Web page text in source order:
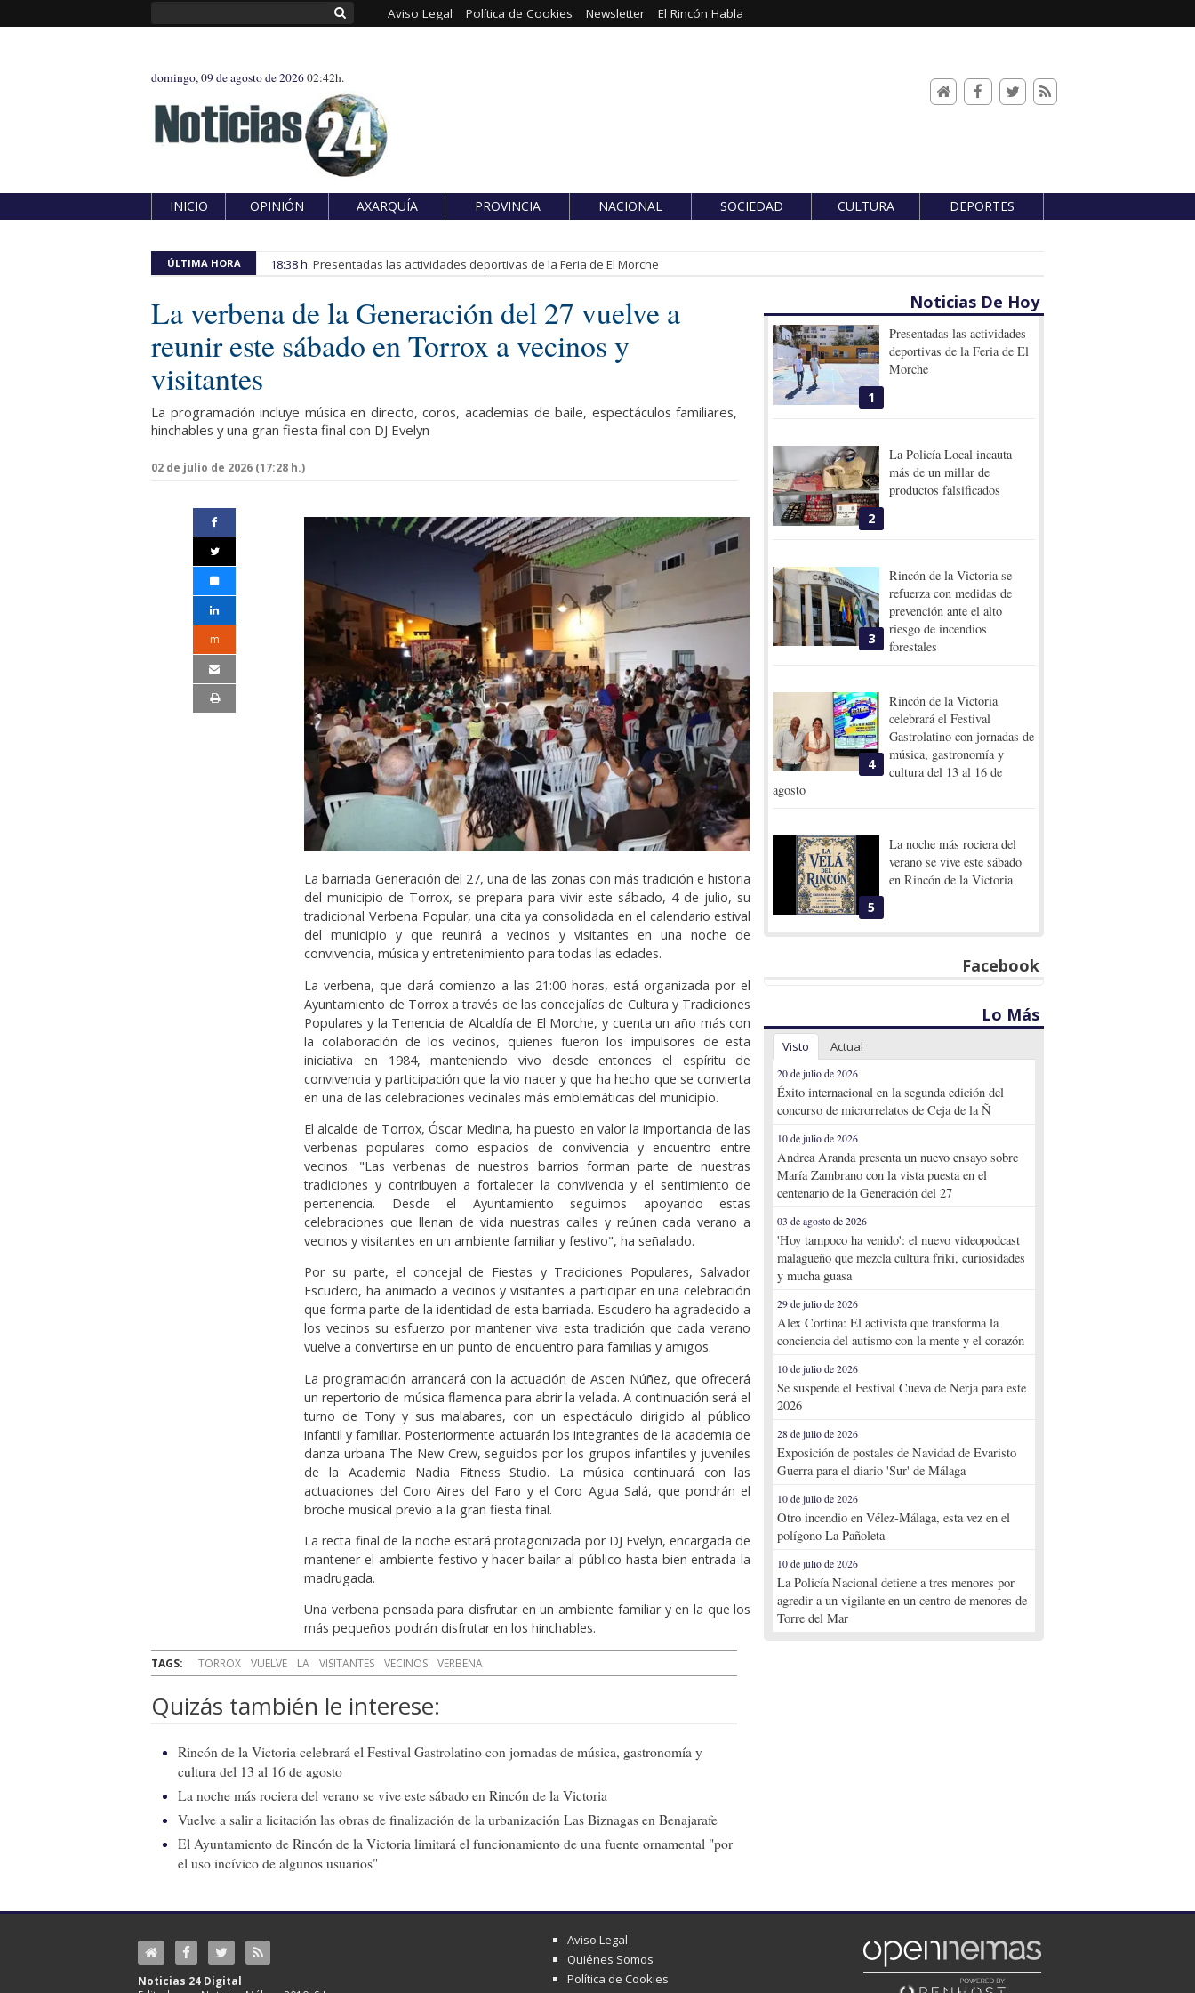
Aviso Legal Política de Cookies Newsletter El Rincón Habla
domingo, 09 de agosto de 202602:42h.
INICIO OPINIÓN AXARQUÍA PROVINCIA NACIONAL SOCIEDAD CULTURA DEPORTES
ÚLTIMA HORA 18:38 h. Presentadas las actividades deportivas de la Feria de El Morche
La verbena de la Generación del 27 vuelve a
reunir este sábado en Torrox a vecinos y
visitantes
La programación incluye música en directo, coros, academias de baile, espectáculos familiares,
hinchables y una gran fiesta final con DJ Evelyn
02 de julio de 2026 (17:28 h.)
m
La barriada Generación del 27, una de las zonas con más tradición e historia
del municipio de Torrox, se prepara para vivir este sábado, 4 de julio, su
tradicional Verbena Popular, una cita ya consolidada en el calendario estival
del municipio y que reunirá a vecinos y visitantes en una noche de
convivencia, música y entretenimiento para todas las edades.
La verbena, que dará comienzo a las 21:00 horas, está organizada por el
Ayuntamiento de Torrox a través de las concejalías de Cultura y Tradiciones
Populares y la Tenencia de Alcaldía de El Morche, y cuenta un año más con
la colaboración de los vecinos, quienes fueron los impulsores de esta
iniciativa en 1984, manteniendo vivo desde entonces el espíritu de
convivencia y participación que la vio nacer y que ha hecho que se convierta
en una de las celebraciones vecinales más emblemáticas del municipio.
El alcalde de Torrox, Óscar Medina, ha puesto en valor la importancia de las
verbenas populares como espacios de convivencia y encuentro entre
vecinos. "Las verbenas de nuestros barrios forman parte de nuestras
tradiciones y contribuyen a fortalecer la convivencia y el sentimiento de
pertenencia. Desde el Ayuntamiento seguimos apoyando estas
celebraciones que llenan de vida nuestras calles y reúnen cada verano a
vecinos y visitantes en un ambiente familiar y festivo", ha señalado.
Por su parte, el concejal de Fiestas y Tradiciones Populares, Salvador
Escudero, ha animado a vecinos y visitantes a participar en una celebración
que forma parte de la identidad de esta barriada. Escudero ha agradecido a
los vecinos su esfuerzo por mantener viva esta tradición que cada verano
vuelve a convertirse en un punto de encuentro para familias y amigos.
La programación arrancará con la actuación de Ascen Núñez, que ofrecerá
un repertorio de música flamenca para abrir la velada. A continuación será el
turno de Tony y sus malabares, con un espectáculo dirigido al público
infantil y familiar. Posteriormente actuarán los integrantes de la academia de
danza urbana The New Crew, seguidos por los grupos infantiles y juveniles
de la Academia Nadia Fitness Studio. La música continuará con las
actuaciones del Coro Aires del Faro y el Coro Agua Salá, que pondrán el
broche musical previo a la gran fiesta final.
La recta final de la noche estará protagonizada por DJ Evelyn, encargada de
mantener el ambiente festivo y hacer bailar al público hasta bien entrada la
madrugada.
Una verbena pensada para disfrutar en un ambiente familiar y en la que los
más pequeños podrán disfrutar en los hinchables.
TAGS: TORROX VUELVE LA VISITANTES VECINOS VERBENA
Quizás también le interese:
Rincón de la Victoria celebrará el Festival Gastrolatino con jornadas de música, gastronomía y
cultura del 13 al 16 de agosto
La noche más rociera del verano se vive este sábado en Rincón de la Victoria
Vuelve a salir a licitación las obras de finalización de la urbanización Las Biznagas en Benajarafe
El Ayuntamiento de Rincón de la Victoria limitará el funcionamiento de una fuente ornamental "por
el uso incívico de algunos usuarios"
Noticias De Hoy
1
Presentadas las actividades
deportivas de la Feria de El
Morche
2
La Policía Local incauta
más de un millar de
productos falsificados
3
Rincón de la Victoria se
refuerza con medidas de
prevención ante el alto
riesgo de incendios
forestales
4
Rincón de la Victoria
celebrará el Festival
Gastrolatino con jornadas de
música, gastronomía y
cultura del 13 al 16 de
agosto
5
La noche más rociera del
verano se vive este sábado
en Rincón de la Victoria
Facebook
Lo Más
Visto Actual
20 de julio de 2026
Éxito internacional en la segunda edición del
concurso de microrrelatos de Ceja de la Ñ
10 de julio de 2026
Andrea Aranda presenta un nuevo ensayo sobre
María Zambrano con la vista puesta en el
centenario de la Generación del 27
03 de agosto de 2026
'Hoy tampoco ha venido': el nuevo videopodcast
malagueño que mezcla cultura friki, curiosidades
y mucha guasa
29 de julio de 2026
Alex Cortina: El activista que transforma la
conciencia del autismo con la mente y el corazón
10 de julio de 2026
Se suspende el Festival Cueva de Nerja para este
2026
28 de julio de 2026
Exposición de postales de Navidad de Evaristo
Guerra para el diario 'Sur' de Málaga
10 de julio de 2026
Otro incendio en Vélez-Málaga, esta vez en el
polígono La Pañoleta
10 de julio de 2026
La Policía Nacional detiene a tres menores por
agredir a un vigilante en un centro de menores de
Torre del Mar
Noticias 24 Digital
Aviso Legal
Quiénes Somos
Política de Cookies